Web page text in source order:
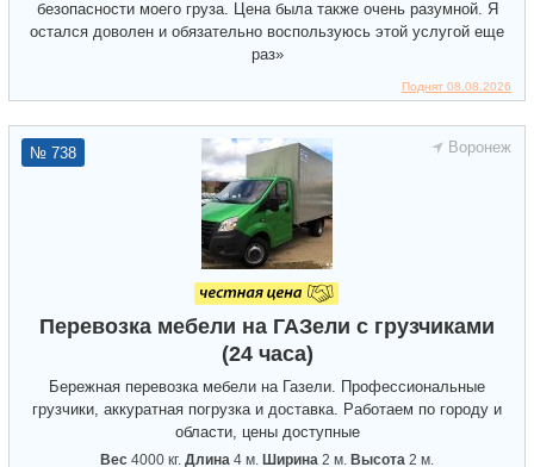
Поднят 08.08.2026
безопасности моего груза. Цена была также очень разумной. Я
остался доволен и обязательно воспользуюсь этой услугой еще
раз»
Воронеж
№ 738
Перевозка мебели на ГАЗели с грузчиками
(24 часа)
Бережная перевозка мебели на Газели. Профессиональные
грузчики, аккуратная погрузка и доставка. Работаем по городу и
области, цены доступные
Вес 4000 кг. Длина 4 м. Ширина 2 м. Высота 2 м.